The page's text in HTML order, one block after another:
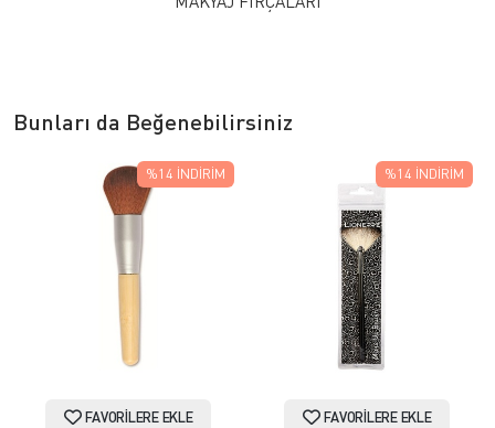
Bunları da Beğenebilirsiniz
FAVORILERE EKLE
%14 İNDIRIM
FAVORILERE EKLE
%14 İNDIRIM